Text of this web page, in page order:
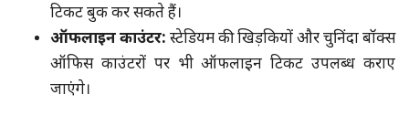
टिकट बुक कर सकते हैं।
ऑफलाइन काउंटर: स्टेडियम की खिड़कियों और चुनिंदा बॉक्स
ऑफिस काउंटरों पर भी ऑफलाइन टिकट उपलब्ध कराए
जाएंगे।